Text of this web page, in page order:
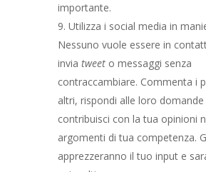
importante.
Utilizza i social media in
Nessuno vuole essere in
invia tweeto messaggi senza
contraccambiare. Commenta i
altri, rispondi alle loro domande
contribuisci con la tua opinioni
argomenti di tua competenza.
apprezzeranno il tuo input e